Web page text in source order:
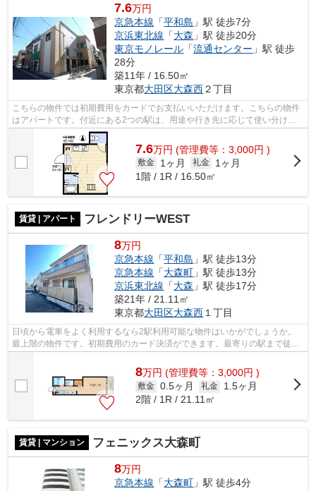
7.6万円
京急本線 「平和島 」駅 徒歩7分
京浜東北線 「大森 」駅 徒歩20分
東京モノレール 「流通センター 」駅 徒歩
28分
築11年 / 16.50㎡
東京都大田区大森西２丁目
こちらの物件では初期費用をカードでお支払いいただけます。こちらの物件
はアパートです。付近にある2つの駅は、用途や行き先に応じて使い分ける
ことができます。駅から徒歩7分に立地...
7.6万円 (管理費等：3,000円 )
敷金 1ヶ月 礼金
1ヶ月
1階 / 1R / 16.50㎡
賃貸 | アパート フレンドリーWEST
8万円
京急本線 「平和島 」駅 徒歩13分
京急本線 「大森町 」駅 徒歩13分
京浜東北線 「大森 」駅 徒歩17分
築21年 / 21.11㎡
東京都大田区大森西 １丁目
日頃から電車をよく利用するなら2駅利用可能な物件はいかがでしょうか。
最上階の物件です。初期費用のカード決済ができます。最寄りの駅まで徒歩
8万円 (管理費等：3,000円 )
敷金 0.5ヶ月 礼金
1.5ヶ月
2階 / 1R / 21.11㎡
賃貸 | マンション フェニックス大森町
8万円
京急本線 「大森町 」駅 徒歩4分